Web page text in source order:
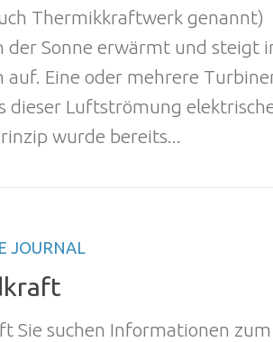
Thermikkraftwerk genannt)
der Sonne erwärmt und steigt
auf. Eine oder mehrere
dieser Luftströmung
wurde bereits...
JOURNAL
Sie suchen Informationen zum